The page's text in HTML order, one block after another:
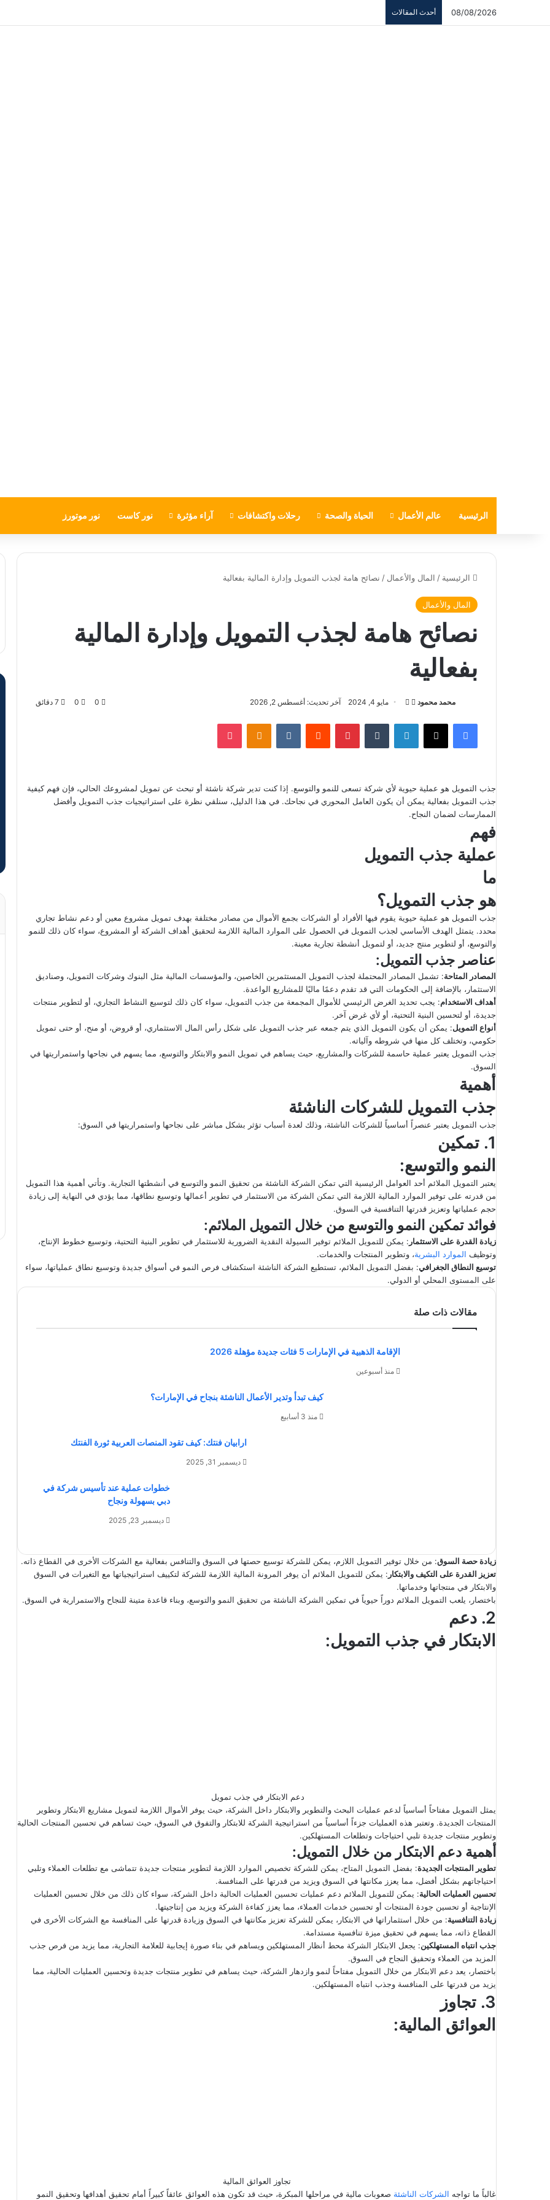
08/08/2026 أحدث المقالات
الرئيسية عالم الأعمال الحياة والصحة رحلات واكتشافات آراء مؤثرة نور كاست نور موتورز
الرئيسية / المال والأعمال / نصائح هامة لجذب التمويل وإدارة المالية بفعالية
المال والأعمال
نصائح هامة لجذب التمويل وإدارة المالية
بفعالية
محمد محمود
ت
ب
ع
ى
X
س
ل
ي
د
ل
و
ن
ي
مايو 4, 2024 آخر تحديث: أغسطس 2, 2026 0
0
فيسبوك لينكدإن بينتيريست
جذب التمويل هو عملية حيوية لأي شركة تسعى للنمو والتوسع. إذا كنت تدير شركة ناشئة أو تبحث عن تمويل لمشروعك الحالي، فإن فهم كيفية
جذب التمويل بفعالية يمكن أن يكون العامل المحوري في نجاحك. في هذا الدليل، سنلقي نظرة على استراتيجيات جذب التمويل وأفضل
الممارسات لضمان النجاح.
فهم
عملية جذب التمويل
ما
هو جذب التمويل؟
جذب التمويل هو عملية حيوية يقوم فيها الأفراد أو الشركات بجمع الأموال من مصادر مختلفة بهدف تمويل مشروع معين أو دعم نشاط تجاري
محدد. يتمثل الهدف الأساسي لجذب التمويل في الحصول على الموارد المالية اللازمة لتحقيق أهداف الشركة أو المشروع، سواء كان ذلك للنمو
والتوسع، أو لتطوير منتج جديد، أو لتمويل أنشطة تجارية معينة.
عناصر جذب التمويل:
المصادر المتاحة: تشمل المصادر المحتملة لجذب التمويل المستثمرين الخاصين، والمؤسسات المالية مثل البنوك وشركات التمويل، وصناديق
الاستثمار، بالإضافة إلى الحكومات التي قد تقدم دعمًا ماليًا للمشاريع الواعدة.
أهداف الاستخدام: يجب تحديد الغرض الرئيسي للأموال المجمعة من جذب التمويل، سواء كان ذلك لتوسيع النشاط التجاري، أو لتطوير منتجات
جديدة، أو لتحسين البنية التحتية، أو لأي غرض آخر.
أنواع التمويل: يمكن أن يكون التمويل الذي يتم جمعه عبر جذب التمويل على شكل رأس المال الاستثماري، أو قروض، أو منح، أو حتى تمويل
حكومي، وتختلف كل منها في شروطه وآلياته.
جذب التمويل يعتبر عملية حاسمة للشركات والمشاريع، حيث يساهم في تمويل النمو والابتكار والتوسع، مما يسهم في نجاحها واستمراريتها في
السوق.
أهمية
جذب التمويل للشركات الناشئة
جذب التمويل يعتبر عنصراً أساسياً للشركات الناشئة، وذلك لعدة أسباب تؤثر بشكل مباشر على نجاحها واستمراريتها في السوق:
1. تمكين
النمو والتوسع:
يعتبر التمويل الملائم أحد العوامل الرئيسية التي تمكن الشركة الناشئة من تحقيق النمو والتوسع في أنشطتها التجارية. وتأتي أهمية هذا التمويل
من قدرته على توفير الموارد المالية اللازمة التي تمكن الشركة من الاستثمار في تطوير أعمالها وتوسيع نطاقها، مما يؤدي في النهاية إلى زيادة
حجم عملياتها وتعزيز قدرتها التنافسية في السوق.
فوائد تمكين النمو والتوسع من خلال التمويل الملائم:
زيادة القدرة على الاستثمار : يمكن للتمويل الملائم توفير السيولة النقدية الضرورية للاستثمار في تطوير البنية التحتية، وتوسيع خطوط الإنتاج،
وتوظيف الموارد البشرية، وتطوير المنتجات والخدمات.
توسيع النطاق الجغرافي: بفضل التمويل الملائم، تستطيع الشركة الناشئة استكشاف فرص النمو في أسواق جديدة وتوسيع نطاق عملياتها، سواء
على المستوى المحلي أو الدولي.
مقالات ذات صلة
الإقامة الذهبية في الإمارات 5 فئات جديدة مؤهلة 2026
منذ أسبوعين
كيف تبدأ وتدير الأعمال الناشئة بنجاح في الإمارات؟
منذ 3 أسابيع
ارابيان فنتك: كيف تقود المنصات العربية ثورة الفنتك
ديسمبر 31, 2025
خطوات عملية عند تأسيس شركة في
دبي بسهولة ونجاح
ديسمبر 23, 2025
زيادة حصة السوق: من خلال توفير التمويل اللازم، يمكن للشركة توسيع حصتها في السوق والتنافس بفعالية مع الشركات الأخرى في القطاع ذاته.
تعزيز القدرة على التكيف والابتكار : يمكن للتمويل الملائم أن يوفر المرونة المالية اللازمة للشركة لتكييف استراتيجياتها مع التغيرات في السوق
والابتكار في منتجاتها وخدماتها.
باختصار، يلعب التمويل الملائم دوراً حيوياً في تمكين الشركة الناشئة من تحقيق النمو والتوسع، وبناء قاعدة متينة للنجاح والاستمرارية في السوق.
2. دعم
الابتكار في جذب التمويل:
دعم الابتكار في جذب تمويل
يمثل التمويل مفتاحاً أساسياً لدعم عمليات البحث والتطوير والابتكار داخل الشركة، حيث يوفر الأموال اللازمة لتمويل مشاريع الابتكار وتطوير
المنتجات الجديدة. وتعتبر هذه العمليات جزءاً أساسياً من استراتيجية الشركة للابتكار والتفوق في السوق، حيث تساهم في تحسين المنتجات الحالية
وتطوير منتجات جديدة تلبي احتياجات وتطلعات المستهلكين.
أهمية دعم الابتكار من خلال التمويل:
تطوير المنتجات الجديدة: بفضل التمويل المتاح، يمكن للشركة تخصيص الموارد اللازمة لتطوير منتجات جديدة تتماشى مع تطلعات العملاء وتلبي
احتياجاتهم بشكل أفضل، مما يعزز مكانتها في السوق ويزيد من قدرتها على المنافسة.
تحسين العمليات الحالية: يمكن للتمويل الملائم دعم عمليات تحسين العمليات الحالية داخل الشركة، سواء كان ذلك من خلال تحسين العمليات
الإنتاجية أو تحسين جودة المنتجات أو تحسين خدمات العملاء، مما يعزز كفاءة الشركة ويزيد من إنتاجيتها.
زيادة التنافسية: من خلال استثماراتها في الابتكار، يمكن للشركة تعزيز مكانتها في السوق وزيادة قدرتها على المنافسة مع الشركات الأخرى في
القطاع ذاته، مما يسهم في تحقيق ميزة تنافسية مستدامة.
جذب انتباه المستهلكين: يجعل الابتكار الشركة محط أنظار المستهلكين ويساهم في بناء صورة إيجابية للعلامة التجارية، مما يزيد من فرص جذب
المزيد من العملاء وتحقيق النجاح في السوق.
باختصار، يعد دعم الابتكار من خلال التمويل مفتاحاً لنمو وازدهار الشركة، حيث يساهم في تطوير منتجات جديدة وتحسين العمليات الحالية، مما
يزيد من قدرتها على المنافسة وجذب انتباه المستهلكين.
3. تجاوز
العوائق المالية:
تجاوز العوائق المالية
غالباً ما تواجه الشركات الناشئة صعوبات مالية في مراحلها المبكرة، حيث قد تكون هذه العوائق عائقاً كبيراً أمام تحقيق أهدافها وتحقيق النمو